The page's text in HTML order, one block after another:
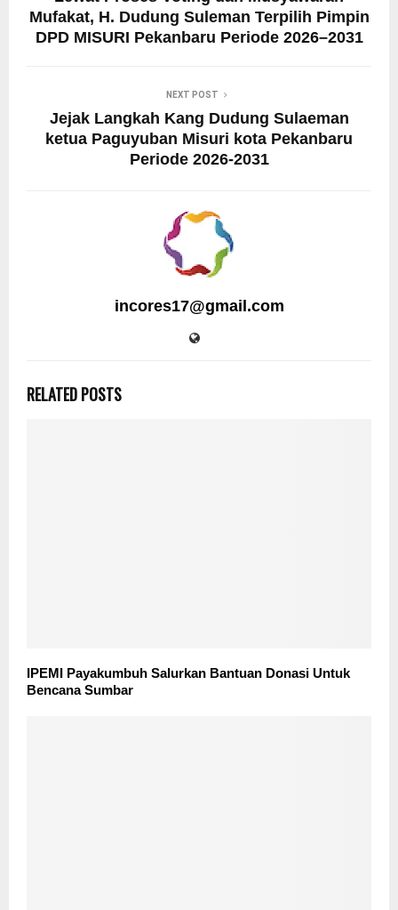
Mufakat, H. Dudung Suleman Terpilih Pimpin
DPD MISURI Pekanbaru Periode 2026–2031
NEXT POST
Jejak Langkah Kang Dudung Sulaeman
ketua Paguyuban Misuri kota Pekanbaru
Periode 2026-2031
incores17@gmail.com
RELATED POSTS
IPEMI Payakumbuh Salurkan Bantuan Donasi Untuk
Bencana Sumbar